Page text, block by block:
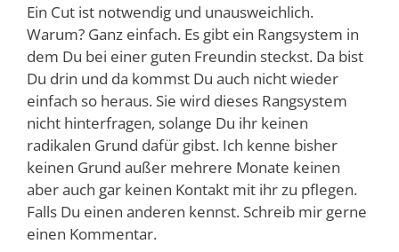
Ein Cut ist notwendig und unausweichlich.
Warum? Ganz einfach. Es gibt ein Rangsystem in
dem Du bei einer guten Freundin steckst. Da bist
Du drin und da kommst Du auch nicht wieder
einfach so heraus. Sie wird dieses Rangsystem
nicht hinterfragen, solange Du ihr keinen
radikalen Grund dafür gibst. Ich kenne bisher
keinen Grund außer mehrere Monate keinen
aber auch gar keinen Kontakt mit ihr zu pflegen.
Falls Du einen anderen kennst. Schreib mir gerne
einen Kommentar.